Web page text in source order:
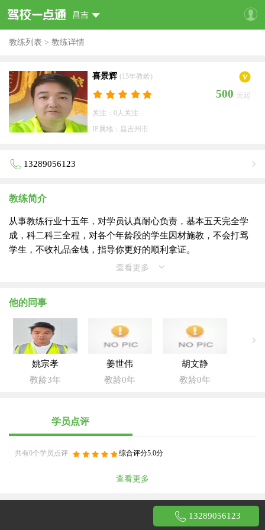
昌吉
教练列表 > 教练详情
喜景辉 (15年教龄)
500 元起
关注：0人关注
IP属地：昌吉州市
13289056123
教练简介
从事教练行业十五年，对学员认真耐心负责，基本五天完全学
成，科二科三全程，对各个年龄段的学生因材施教，不会打骂
学生，不收礼品金钱，指导你更好的顺利拿证。
查看更多
他的同事
姚宗孝
教龄3年
姜世伟
教龄0年
胡文静
教龄0年
学员点评
共有0个学员点评 综合评分5.0分
查看更多
13289056123